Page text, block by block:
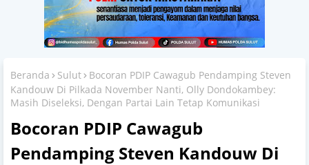
Beranda Sulut
Bocoran PDIP Cawagub Pendamping Steven
Kandouw Di Pilkada November Nanti, Olly Dondokambey:
Masih Diseleksi, Dengan Partai Lain Tetap Komunikasi
Bocoran PDIP Cawagub
Pendamping Steven Kandouw Di